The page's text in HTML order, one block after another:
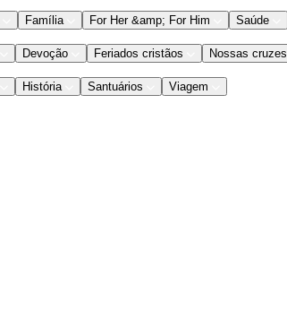
Família For Her &amp; For Him Saúde
Devoção Feriados cristãos Nossas cruzes
História Santuários Viagem